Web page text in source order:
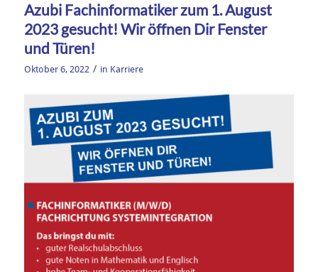
Azubi Fachinformatiker zum 1. August
2023 gesucht! Wir öffnen Dir Fenster
und Türen!
Oktober 6, 2022 / in Karriere